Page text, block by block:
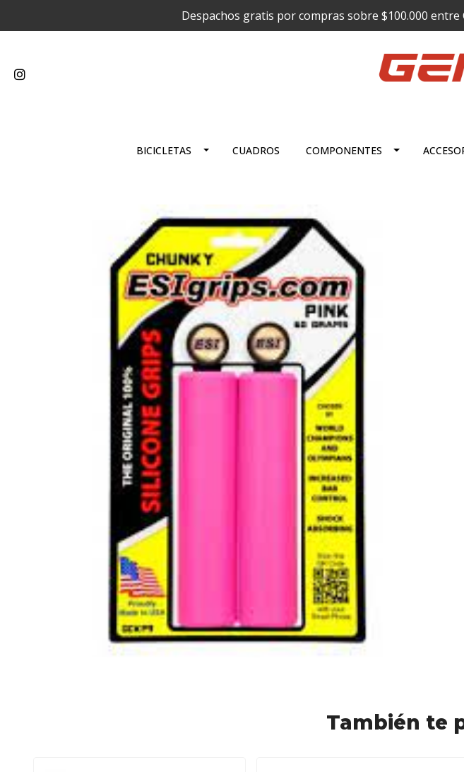
Despachos gratis por compras sobre $100.000
BICICLETAS CUADROS COMPONENTES
También te